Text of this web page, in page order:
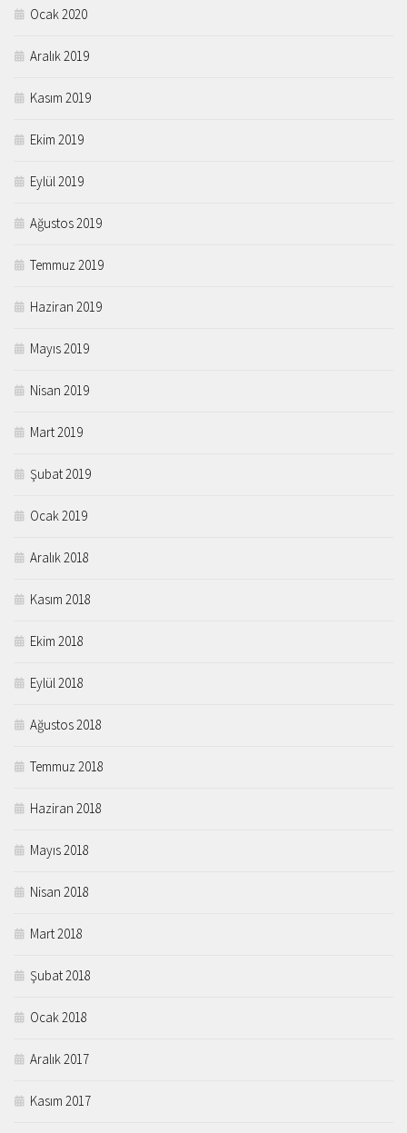
Ocak 2020
Aralık 2019
Kasım 2019
Ekim 2019
Eylül 2019
Ağustos 2019
Temmuz 2019
Haziran 2019
Mayıs 2019
Nisan 2019
Mart 2019
Şubat 2019
Ocak 2019
Aralık 2018
Kasım 2018
Ekim 2018
Eylül 2018
Ağustos 2018
Temmuz 2018
Haziran 2018
Mayıs 2018
Nisan 2018
Mart 2018
Şubat 2018
Ocak 2018
Aralık 2017
Kasım 2017